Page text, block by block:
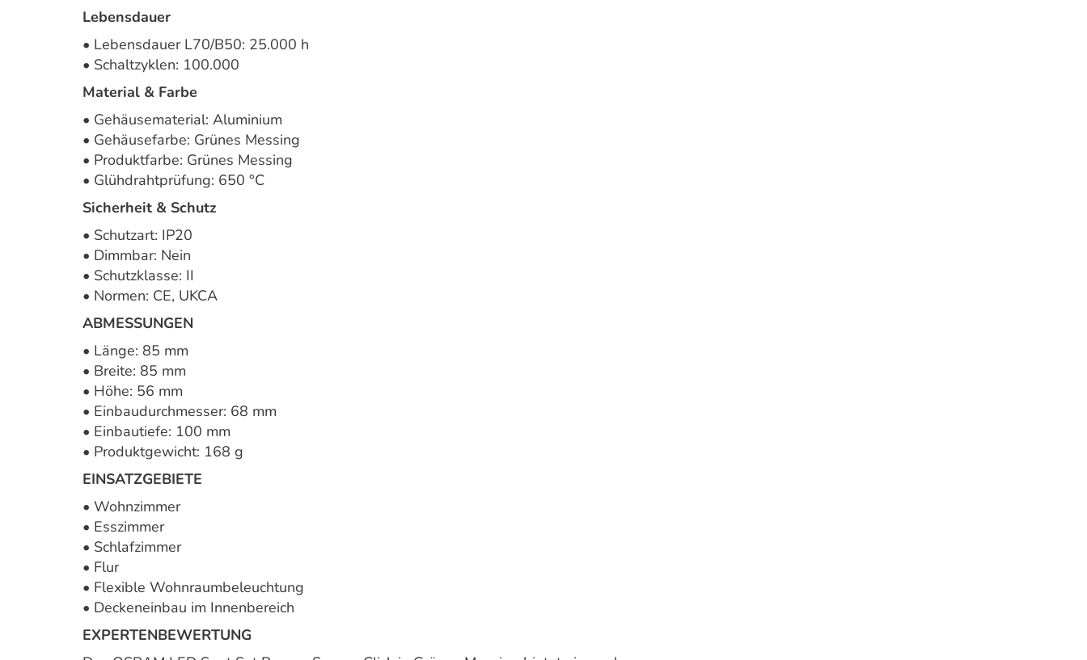
Lebensdauer
• Lebensdauer L70/B50: 25.000 h
• Schaltzyklen: 100.000
Material & Farbe
• Gehäusematerial: Aluminium
• Gehäusefarbe: Grünes Messing
• Produktfarbe: Grünes Messing
• Glühdrahtprüfung: 650 °C
Sicherheit & Schutz
• Schutzart: IP20
• Dimmbar: Nein
• Schutzklasse: II
• Normen: CE, UKCA
ABMESSUNGEN
• Länge: 85 mm
• Breite: 85 mm
• Höhe: 56 mm
• Einbaudurchmesser: 68 mm
• Einbautiefe: 100 mm
• Produktgewicht: 168 g
EINSATZGEBIETE
• Wohnzimmer
• Esszimmer
• Schlafzimmer
• Flur
• Flexible Wohnraumbeleuchtung
• Deckeneinbau im Innenbereich
EXPERTENBEWERTUNG